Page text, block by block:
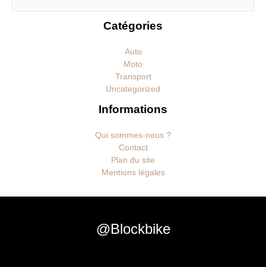
Catégories
Auto
Moto
Transport
Uncategorized
Informations
Qui sommes-nous ?
Contact
Plan du site
Mentions légales
@Blockbike